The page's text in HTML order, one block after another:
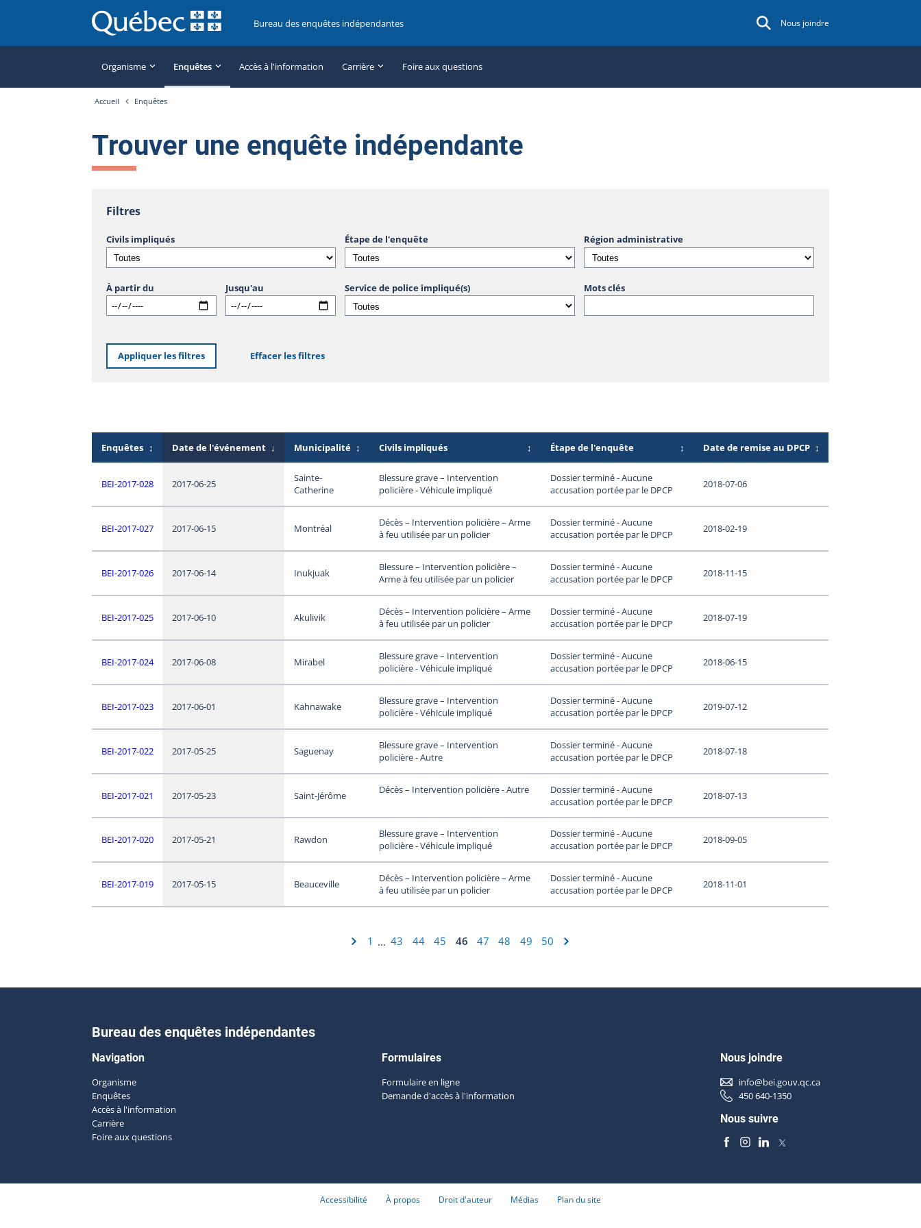
Bureau des enquêtes indépendantes Nous joindre
Organisme Enquêtes Accès à l'information Carrière Foire aux questions
Accueil Enquêtes
Trouver une enquête indépendante
Filtres
Civils impliqués Étape de l'enquête Région administrative
À partir du Jusqu'au Service de police impliqué(s) Mots clés
Appliquer les filtres Effacer les filtres
Enquêtes ↕ Date de l'événement ↓ Municipalité ↕ Civils impliqués ↕ Étape de l'enquête ↕ Date de remise au DPCP ↕
BEI-2017-028 2017-06-25
Sainte-
Catherine
Blessure grave – Intervention
policière - Véhicule impliqué
Dossier terminé - Aucune
accusation portée par le DPCP
2018-07-06
BEI-2017-027 2017-06-15 Montréal
Décès – Intervention policière – Arme
à feu utilisée par un policier
Dossier terminé - Aucune
accusation portée par le DPCP
2018-02-19
BEI-2017-026 2017-06-14 Inukjuak
Blessure – Intervention policière –
Arme à feu utilisée par un policier
Dossier terminé - Aucune
accusation portée par le DPCP
2018-11-15
BEI-2017-025 2017-06-10 Akulivik
Décès – Intervention policière – Arme
à feu utilisée par un policier
Dossier terminé - Aucune
accusation portée par le DPCP
2018-07-19
BEI-2017-024 2017-06-08 Mirabel
Blessure grave – Intervention
policière - Véhicule impliqué
Dossier terminé - Aucune
accusation portée par le DPCP
2018-06-15
BEI-2017-023 2017-06-01 Kahnawake
Blessure grave – Intervention
policière - Véhicule impliqué
Dossier terminé - Aucune
accusation portée par le DPCP
2019-07-12
BEI-2017-022 2017-05-25 Saguenay
Blessure grave – Intervention
policière - Autre
Dossier terminé - Aucune
accusation portée par le DPCP
2018-07-18
BEI-2017-021 2017-05-23 Saint-Jérôme Décès – Intervention policière - Autre
Dossier terminé - Aucune
accusation portée par le DPCP
2018-07-13
BEI-2017-020 2017-05-21 Rawdon
Blessure grave – Intervention
policière - Véhicule impliqué
Dossier terminé - Aucune
accusation portée par le DPCP
2018-09-05
BEI-2017-019 2017-05-15 Beauceville
Décès – Intervention policière – Arme
à feu utilisée par un policier
Dossier terminé - Aucune
accusation portée par le DPCP
2018-11-01
1 … 43 44 45 46 47 48 49 50
Bureau des enquêtes indépendantes
Navigation
Organisme
Enquêtes
Accès à l'information
Carrière
Foire aux questions
Formulaires
Formulaire en ligne
Demande d'accès à l'information
Nous joindre
info@bei.gouv.qc.ca
450 640-1350
Nous suivre
Accessibilité À propos Droit d'auteur Médias Plan du site